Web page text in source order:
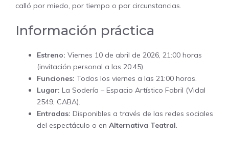
calló por miedo, por tiempo o por circunstancias.
Información práctica
Estreno: Viernes 10 de abril de 2026, 21:00 horas
(invitación personal a las 20:45).
Funciones: Todos los viernes a las 21:00 horas.
Lugar: La Sodería – Espacio Artístico Fabril (Vidal
2549, CABA).
Entradas: Disponibles a través de las redes sociales
del espectáculo o en Alternativa Teatral.